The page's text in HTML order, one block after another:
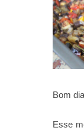
Bom
Esse